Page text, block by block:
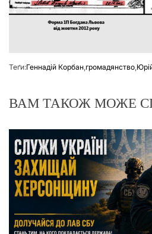
Теґи:Геннадій Корбан громадянство
ВАМ ТАКОЖ МОЖЕ